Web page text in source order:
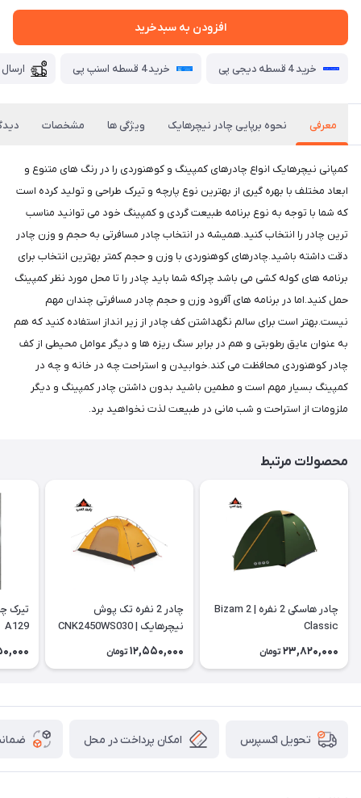
افزودن به سبدخرید
خرید 4 قسطه دیجی پی خرید 4 قسطه اسنپ پی
معرفی نحوه برپایی چادر نیچرهایک ویژگی ها مشخصات
کمپانی نیچرهایک انواع چادرهای کمپینگ و کوهنوردی را در رنگ های متنوع و
ابعاد مختلف با بهره گیری از بهترین نوع پارچه و تیرک طراحی و تولید کرده است
که شما با توجه به نوع برنامه طبیعت گردی و کمپینگ خود می توانید مناسب
ترین چادر را انتخاب کنید.همیشه در انتخاب چادر مسافرتی به حجم و وزن چادر
دقت داشته باشید.چادرهای کوهنوردی با وزن و حجم کمتر بهترین انتخاب برای
برنامه های کوله کشی می باشد چراکه شما باید چادر را تا محل مورد نظر کمپینگ
حمل کنید.اما در برنامه های آفرود وزن و حجم چادر مسافرتی چندان مهم
نیست.بهتر است برای سالم نگهداشتن کف چادر از زیر انداز استفاده کنید که هم
به عنوان عایق رطوبتی و هم در برابر سنگ ریزه ها و دیگر عوامل محیطی از کف
چادر کوهنوردی محافظت می کند.خوابیدن و استراحت چه در خانه و چه در
کمپینگ بسیار مهم است و مطمین باشید بدون داشتن چادر کمپینگ و دیگر
ملزومات از استراحت و شب مانی در طبیعت لذت نخواهید برد.
محصولات مرتبط
چادر هاسکی 2 نفره | Bizam 2
Classic
23,820,000 تومان
چادر 2 نفره تک پوش
نیچرهایک | CNK2450WS030
12,550,000 تومان
A129
تحویل اکسپرس امکان پرداخت در محل